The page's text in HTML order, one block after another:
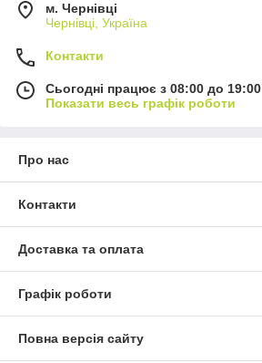
м. Чернівці
Чернівці, Україна
Контакти
Сьогодні працює з 08:00 до 19:00
Показати весь графік роботи
Про нас
Контакти
Доставка та оплата
Графік роботи
Повна версія сайту